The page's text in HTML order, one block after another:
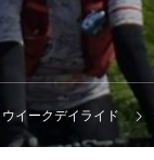
ウイークデイライド